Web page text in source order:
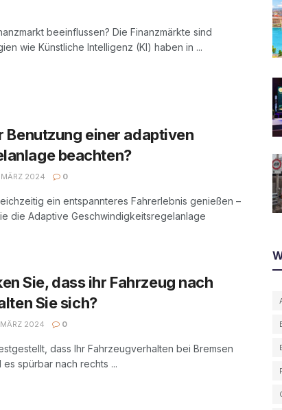
beeinflussen? Die Finanzmärkte sind
wie Künstliche Intelligenz (KI) haben in ...
Benutzung einer adaptiven
beachten?
MÄRZ 2024 0
ein entspannteres Fahrerlebnis genießen –
die Adaptive Geschwindigkeitsregelanlage
Sie, dass ihr Fahrzeug nach
Sie sich?
2024 0
dass Ihr Fahrzeugverhalten bei Bremsen
spürbar nach rechts ...